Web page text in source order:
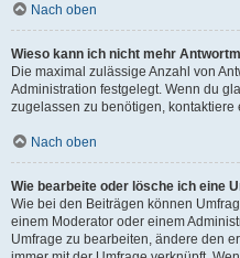
Nach oben
Wieso kann ich nicht mehr
Die maximal zulässige Anzahl von
Administration festgelegt. Wenn du
zugelassen zu benötigen, kontaktiere
Nach oben
Wie bearbeite oder lösche ich eine
Wie bei den Beiträgen können
einem Moderator oder einem
Umfrage zu bearbeiten, ändere den